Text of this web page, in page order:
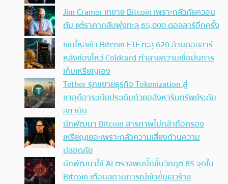
Jim Cramer เทขาย Bitcoin เพราะกลัวภัยควอน
ตัม แต่ราคากลับพุ่งทะลุ 65,000 ดอลลาร์อีกครั้ง
เงินไหลเข้า Bitcoin ETF ทะลุ 620 ล้านดอลลาร์
หลังช่องโหว่ Coldcard ทำลายความเชื่อมั่นการ
เก็บเหรียญเอง
Tether รุกขยายธุรกิจ Tokenization สู่
ซาอุดีอาระเบียประเดิมด้วยอสังหาริมทรัพย์ระดับ
สถาบัน
นักพัฒนา Bitcoin สารภาพไม่กล้าถือครอง
เหรียญเยอะเพราะกลัวความเสี่ยงด้านความ
ปลอดภัย
นักพัฒนาใช้ AI ตรวจพบบั๊กขั้นวิกฤต 85 จุดใน
Bitcoin เตือนสถานการณ์เข้าขั้นเลวร้าย